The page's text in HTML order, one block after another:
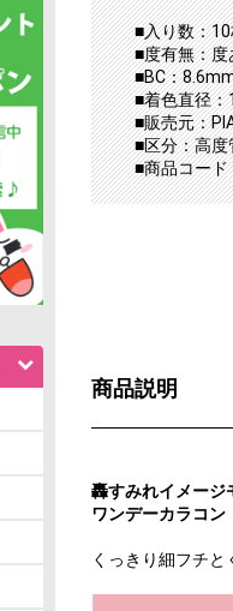
■入り数：
■度有無：度
■BC：
■着色直径
■販売元：
■区分：高
■商品コー
商品説明
轟すみれイメージ
ワンデーカラコ
くっきり細フチと